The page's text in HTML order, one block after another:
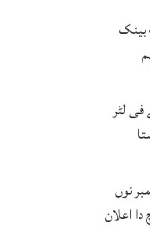
بینک
45 پیسے فی لٹر
دا 27 ستمبر نوں
اعلان